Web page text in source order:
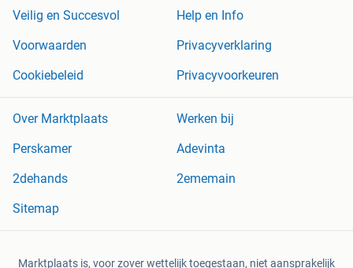
Veilig en Succesvol
Help en Info
Voorwaarden
Privacyverklaring
Cookiebeleid
Privacyvoorkeuren
Over Marktplaats
Werken bij
Perskamer
Adevinta
2dehands
2ememain
Sitemap
Marktplaats is, voor zover wettelijk toegestaan, niet aansprakelijk